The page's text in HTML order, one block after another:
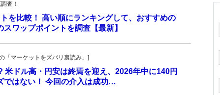
査！
を比較！ 高い順にランキングして、おすすめの
ワップポイントを調査【最新】
マーケットをズバリ裏読み」]
米ドル高・円安は終焉を迎え、2026年中に140円
ではない！ 今回の介入は成功…